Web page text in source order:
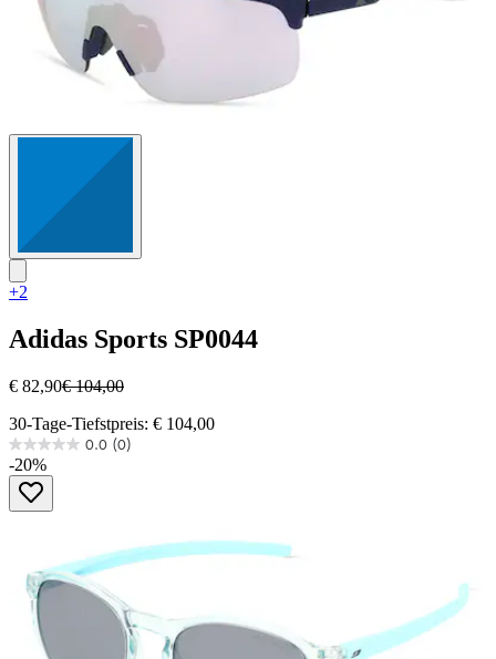
+2
Adidas Sports SP0044
€ 82,90€ 104,00
30-Tage-Tiefstpreis: € 104,00
0.0 (0)
0.0
von
Sternen.
-20%